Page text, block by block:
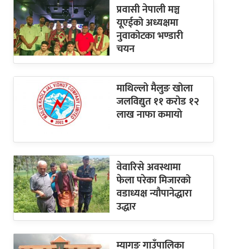
प्रवासी नेपाली मञ्च
यूएईको अध्यक्षमा
नुवाकोटका भण्डारी
चयन
माथिल्लो मैलुङ खोला
जलविद्युत ११ करोड १२
लाख नाफा कमायाे
वेवारिसे अवस्थामा
फेला परेका मिजारको
वडाध्यक्ष न्यौपानेद्धारा
उद्धार